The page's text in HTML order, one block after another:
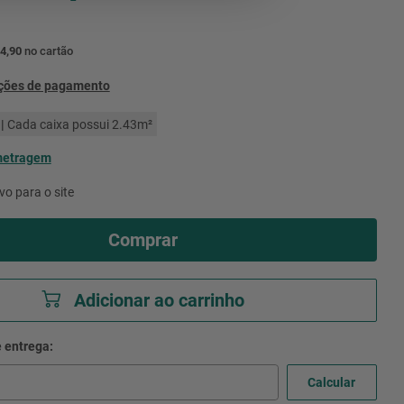
no cartão
de pagamento
Cada caixa possui 2.43m²
para o site
Comprar
Adicionar ao carrinho